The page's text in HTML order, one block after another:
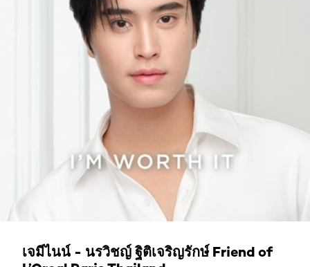
เจมีไนน์ - นรวิชญ์ ฐิติเจริญรักษ์ Friend of